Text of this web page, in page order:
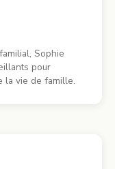
Sophie
pour
la vie de famille.